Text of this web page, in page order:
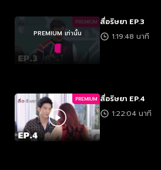
PREMIUM
PREMIUM เท่านั้น
สื่อริษยา EP.3
1:19:48 นาที
PREMIUM สื่อริษยา EP.4
1:22:04 นาที